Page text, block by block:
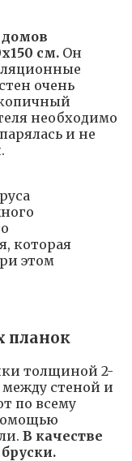
домов
см. Он
очень
необходимо
и не
которая
этом
планок
толщиной 2-
стеной и
по всему
В качестве